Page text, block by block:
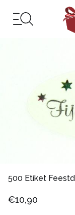
500 Etiket
€10,90